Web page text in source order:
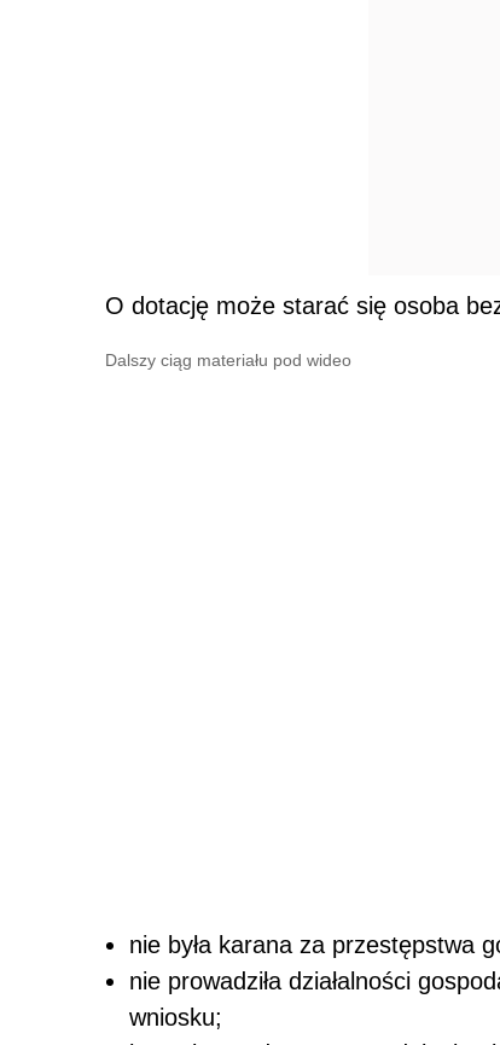
O dotację może starać się osoba
Dalszy ciąg materiału pod wideo
nie była karana za przestępstwa
nie prowadziła działalności
wniosku;